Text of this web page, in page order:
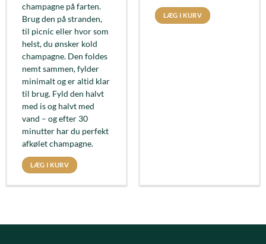
champagne på farten.
Brug den på stranden,
til picnic eller hvor som
helst, du ønsker kold
champagne. Den foldes
nemt sammen, fylder
minimalt og er altid klar
til brug. Fyld den halvt
med is og halvt med
vand – og efter 30
minutter har du perfekt
afkølet champagne.
LÆG I KURV
LÆG I KURV